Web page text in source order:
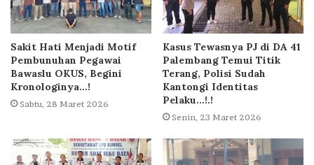
Sakit Hati Menjadi Motif
Pembunuhan Pegawai
Bawaslu OKUS, Begini
Kronologinya…!
Sabtu, 28 Maret 2026
Kasus Tewasnya PJ di DA 41
Palembang Temui Titik
Terang, Polisi Sudah
Kantongi Identitas
Pelaku…!.!
Senin, 23 Maret 2026